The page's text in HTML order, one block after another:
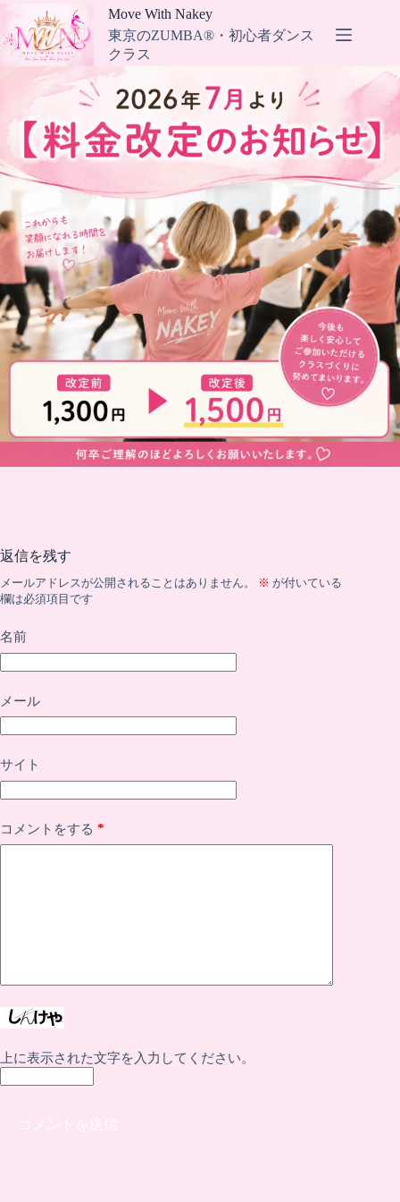
テ
ス
プ
Move With Nakey
東京のZUMBA®・初心者ダンス
クラス
返信を残す
メールアドレスが公開されることはありません。 ※ が付いている
欄は必須項目です
名前
メール
サイト
コメントをする *
上に表示された文字を入力してください。
コメントを送信